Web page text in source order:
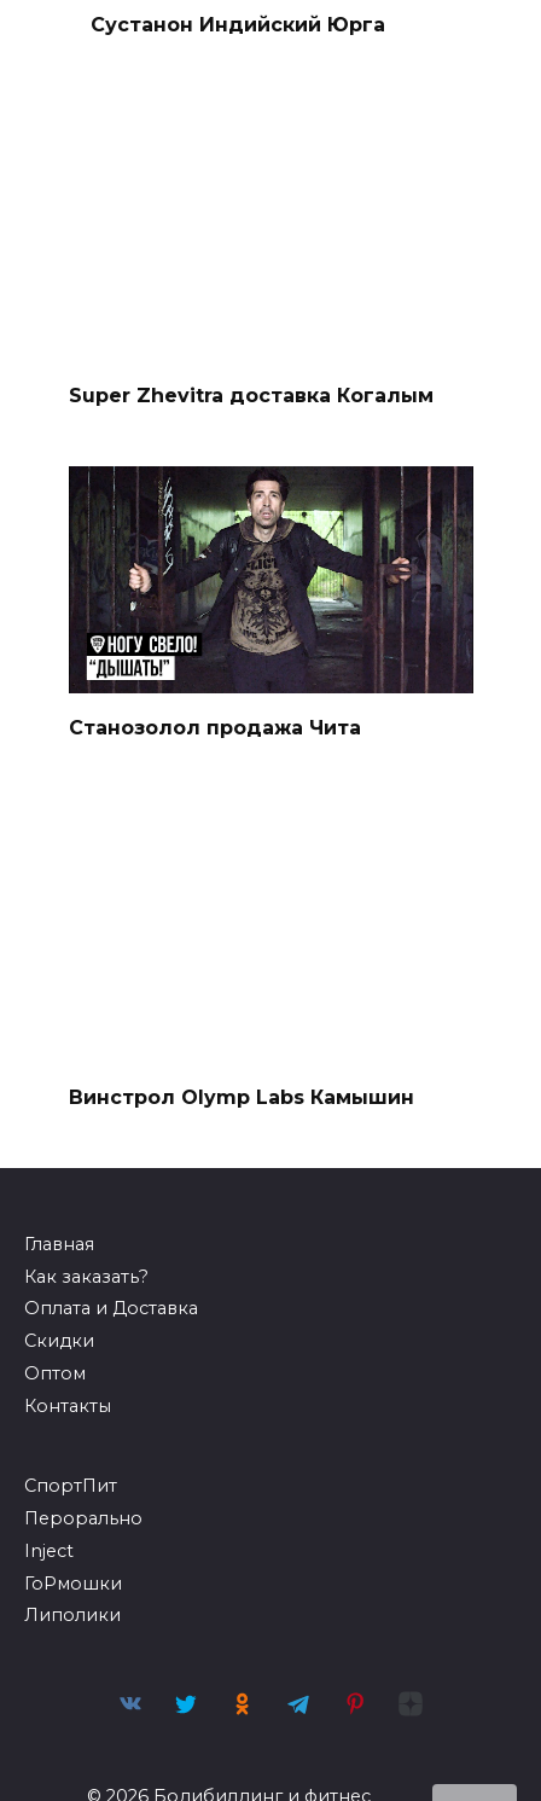
Сустанон Индийский Юрга
Super Zhevitra доставка Когалым
Станозолол продажа Чита
Винстрол Olymp Labs Камышин
Главная
Как заказать?
Оплата и Доставка
Скидки
Оптом
Контакты
СпортПит
Перорально
Inject
ГоРмошки
Липолики
© 2026 Бодибилдинг и фитнес